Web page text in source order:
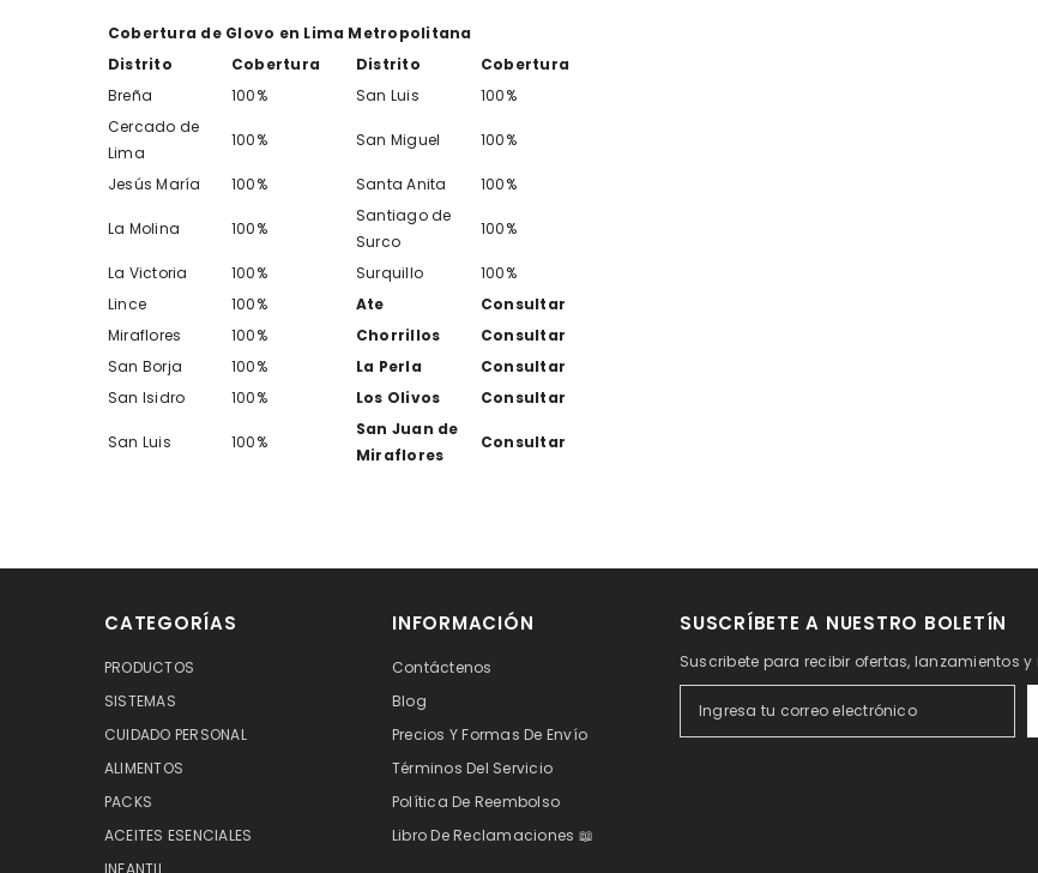
Cobertura de Glovo en Lima Metropolitana
Distrito
Cobertura Distrito
Cobertura
Breña
100% San Luis
100%
Cercado de
Lima
100% San Miguel 100%
Jesús María 100% Santa Anita 100%
La Molina 100%
Santiago de
Surco
100%
La Victoria 100% Surquillo
100%
Lince
100% Ate
Consultar
Miraflores
100% Chorrillos
Consultar
San Borja
100% La Perla
Consultar
San Isidro
100% Los Olivos Consultar
San Luis 100%
San Juan de
Miraflores
Consultar
CATEGORÍAS
PRODUCTOS
SISTEMAS
CUIDADO PERSONAL
ALIMENTOS
PACKS
ACEITES ESENCIALES
INFANTIL
INFORMACIÓN
Contáctenos
Blog
Precios Y Formas De Envío
Términos Del Servicio
Política De Reembolso
Libro De Reclamaciones 📖
SUSCRÍBETE A NUESTRO BOLETÍN
Suscribete para recibir ofertas, lanzamientos